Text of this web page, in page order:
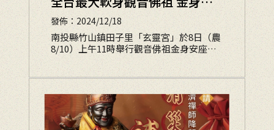
像開光啟靈安座大典
發佈：2024/12/18
南投縣竹山鎮田子里「玄靈宮」於8日（農
8/10）上午11時舉行觀音佛祖金身安座大
典，身長5尺1寸，是全台灣最大的軟身觀
音佛祖，現場人聲鼎沸